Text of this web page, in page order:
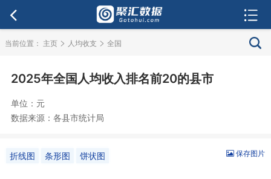
当前位置： 主页 > 人均收支 > 全国
2025年全国人均收入排名前20的县市
单位：元
数据来源：各县市统计局
折线图 条形图 饼状图 保存图片